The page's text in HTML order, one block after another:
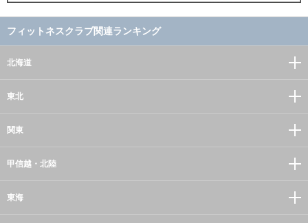
フィットネスクラブ関連ランキング
北海道
東北
関東
甲信越・北陸
東海